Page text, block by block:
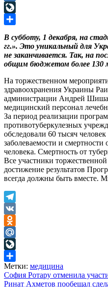
Mail.Ru
LiveJournal
В субботу, 1 декабря, на
гг.». Это уникальный для
не заканчивается. Так, на
общим бюджетом более 130
На торжественном
здравоохранения Украины
администрации Андрей
медицинский персонал
За период реализации
противотуберкулезных
обследовали 60 тысяч
заболеваемости и
человека. Смертность от
Все участники
достижение результатов
всегда должны быть вместе.
Telegram
VK
Odnoklassniki
Mail.Ru
LiveJournal
Отправить
Метки: медицина
Навигация
София Ротару отменила
Ринат Ахметов пообещал